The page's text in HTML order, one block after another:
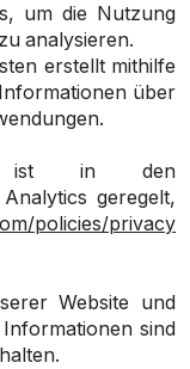
um die Nutzung
analysieren.
erstellt mithilfe
über
ist in den
geregelt,
policies/privacy
Website und
sind